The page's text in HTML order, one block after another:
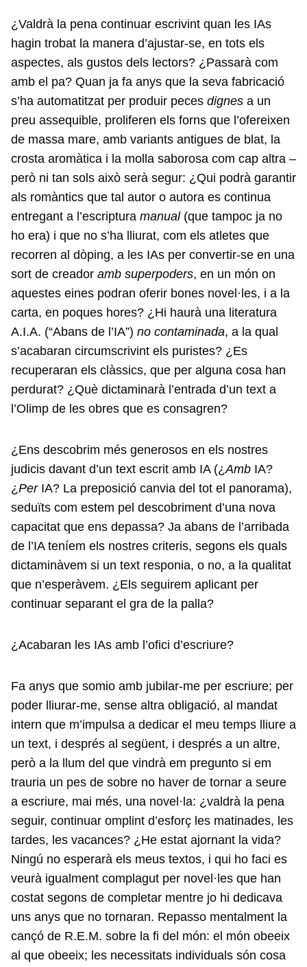
¿Valdrà la pena continuar escrivint quan les IAs
hagin trobat la manera d’ajustar-se, en tots els
aspectes, als gustos dels lectors? ¿Passarà com
amb el pa? Quan ja fa anys que la seva fabricació
s’ha automatitzat per produir peces dignes a un
preu assequible, proliferen els forns que l’ofereixen
de massa mare, amb variants antigues de blat, la
crosta aromàtica i la molla saborosa com cap altra –
però ni tan sols això serà segur: ¿Qui podrà garantir
als romàntics que tal autor o autora es continua
entregant a l’escriptura manual (que tampoc ja no
ho era) i que no s’ha lliurat, com els atletes que
recorren al dòping, a les IAs per convertir-se en una
sort de creador amb superpoders, en un món on
aquestes eines podran oferir bones novel·les, i a la
carta, en poques hores? ¿Hi haurà una literatura
A.I.A. (“Abans de l’IA”) no contaminada, a la qual
s’acabaran circumscrivint els puristes? ¿Es
recuperaran els clàssics, que per alguna cosa han
perdurat? ¿Què dictaminarà l’entrada d’un text a
l’Olimp de les obres que es consagren?
¿Ens descobrim més generosos en els nostres
judicis davant d’un text escrit amb IA (¿Amb IA?
¿PerIA? La preposició canvia del tot el panorama),
seduïts com estem pel descobriment d’una nova
capacitat que ens depassa? Ja abans de l’arribada
de l’IA teníem els nostres criteris, segons els quals
dictaminàvem si un text responia, o no, a la qualitat
que n’esperàvem. ¿Els seguirem aplicant per
continuar separant el gra de la palla?
¿Acabaran les IAs amb l’ofici d’escriure?
Fa anys que somio amb jubilar-me per escriure; per
poder lliurar-me, sense altra obligació, al mandat
intern que m’impulsa a dedicar el meu temps lliure a
un text, i després al següent, i després a un altre,
però a la llum del que vindrà em pregunto si em
trauria un pes de sobre no haver de tornar a seure
a escriure, mai més, una novel·la: ¿valdrà la pena
seguir, continuar omplint d’esforç les matinades, les
tardes, les vacances? ¿He estat ajornant la vida?
Ningú no esperarà els meus textos, i qui ho faci es
veurà igualment complagut per novel·les que han
costat segons de completar mentre jo hi dedicava
uns anys que no tornaran. Repasso mentalment la
cançó de R.E.M. sobre la fi del món: el món obeeix
al que obeeix; les necessitats individuals són cosa